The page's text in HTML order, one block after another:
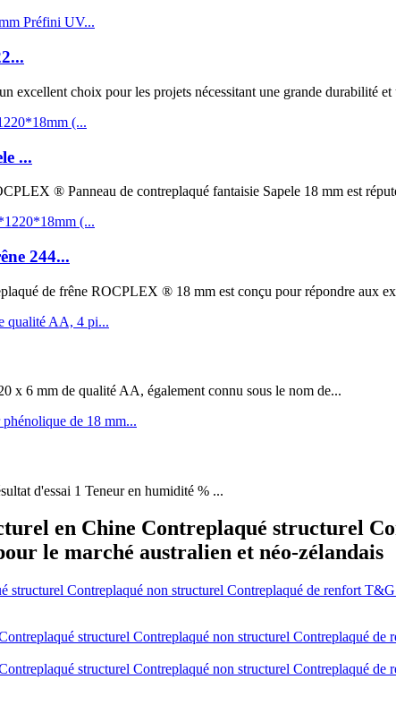
choix pour les projets nécessitant une grande durabilité et
...
® Panneau de contreplaqué fantaisie Sapele 18 mm est
244...
de frêne ROCPLEX ® 18 mm est conçu pour répondre aux
x 6 mm de qualité AA, également connu sous le nom de...
d'essai 1 Teneur en humidité % ...
en Chine Contreplaqué structurel
le marché australien et néo-zélandais